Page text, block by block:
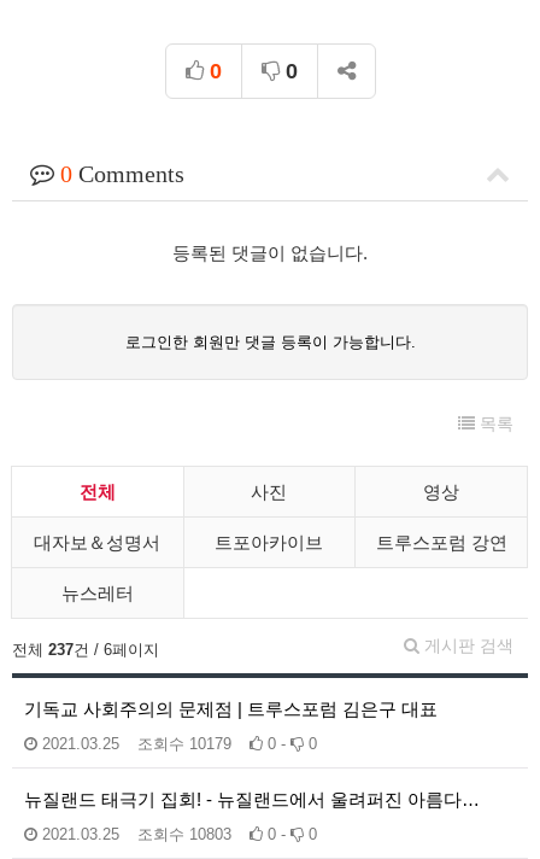
0 0
0 Comments
등록된 댓글이 없습니다.
로그인한 회원만 댓글 등록이 가능합니다.
목록
전체 사진 영상
대자보＆성명서 트포아카이브 트루스포럼 강연
뉴스레터
게시판 검색
전체 237건 / 6페이지
기독교 사회주의의 문제점 | 트루스포럼 김은구 대표
2021.03.25 조회수 10179 0 - 0
뉴질랜드 태극기 집회! - 뉴질랜드에서 울려퍼진 아름다…
2021.03.25 조회수 10803 0 - 0